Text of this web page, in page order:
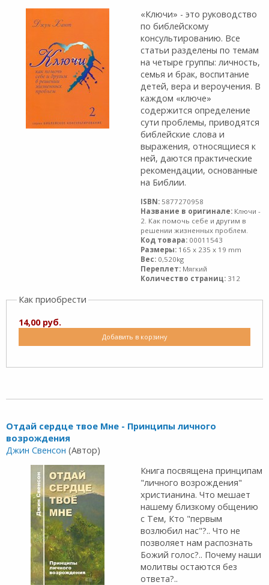
«Ключи» - это руководство
по библейскому
консультированию. Все
статьи разделены по темам
на четыре группы: личность,
семья и брак, воспитание
детей, вера и вероучения. В
каждом «ключе»
содержится определение
сути проблемы, приводятся
библейские слова и
выражения, относящиеся к
ней, даются практические
рекомендации, основанные
на Библии.
ISBN: 5877270958
Название в оригинале: Ключи -
2. Как помочь себе и другим в
решении жизненных проблем.
Код товара: 00011543
Размеры: 165 x 235 x 19 mm
Вес: 0,520kg
Переплет: Мягкий
Количество страниц: 312
Как приобрести
14,00 руб.
Добавить в корзину
Отдай сердце твое Мне - Принципы личного
возрождения
Джин Свенсон (Автор)
Книга посвящена принципам
"личного возрождения"
христианина. Что мешает
нашему близкому общению
с Тем, Кто "первым
возлюбил нас"?.. Что не
позволяет нам распознать
Божий голос?.. Почему наши
молитвы остаются без
ответа?..